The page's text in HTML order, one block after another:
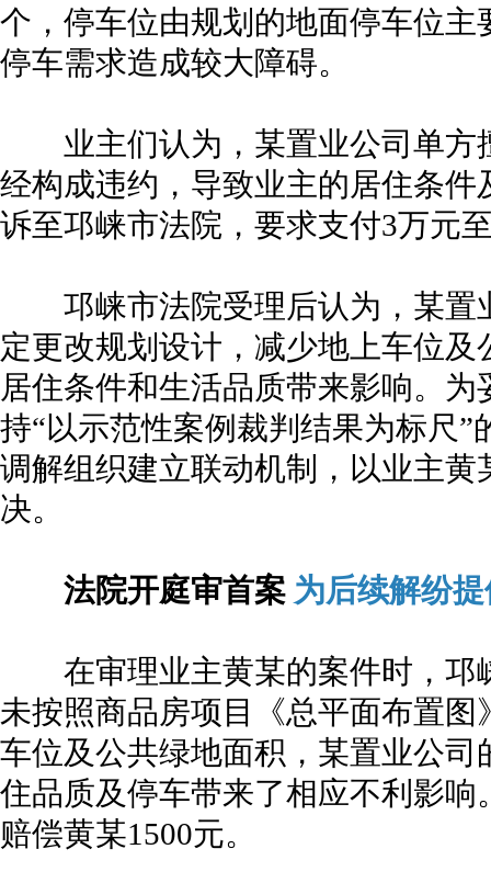
个，停车位由规划的地面停车位
停车需求造成较大障碍。
业主们认为，某置业公司单方
经构成违约，导致业主的居住条
诉至邛崃市法院，要求支付3万元
邛崃市法院受理后认为，某置
定更改规划设计，减少地上车位
居住条件和生活品质带来影响。
持“以示范性案例裁判结果为标尺
调解组织建立联动机制，以业主
决。
法院开庭审首案 为后续解纷
在审理业主黄某的案件时，邛
未按照商品房项目《总平面布置
车位及公共绿地面积，某置业公
住品质及停车带来了相应不利影
赔偿黄某1500元。